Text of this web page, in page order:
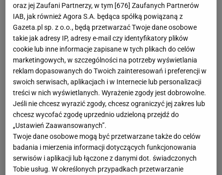
ostatnim gwizdku mógł świętować piąty triumf w
tych rozgrywkach w ostatniej dekadzie. "Ten sam
stary film. Madryt na to nie zasłużył, cierpiał i
skończyło się na tym, że powtórzył historię z kolejną
Ligą Mistrzów. Real jest nie do zatrzymania,
niezwyciężony, nieśmiertelny, zdolny do wygrania w
każdy sposób" - tak pisały hiszpańskie media po
zwycięstwie Realu.
oraz jej Zaufani Partnerzy, w tym [676] Zaufanych Partnerów
IAB, jak również Agora S.A. będąca spółką powiązaną z
Gazeta.pl sp. z o.o., będą przetwarzać Twoje dane osobowe
takie jak adresy IP, adresy e-mail czy identyfikatory plików
cookie lub inne informacje zapisane w tych plikach do celów
marketingowych, w szczególności na potrzeby wyświetlania
reklam dopasowanych do Twoich zainteresowań i preferencji w
swoich serwisach, aplikacjach i w Internecie lub personalizacji
treści w nich wyświetlanych. Wyrażenie zgody jest dobrowolne.
Jeśli nie chcesz wyrazić zgody, chcesz ograniczyć jej zakres lub
chcesz wycofać zgodę uprzednio udzieloną przejdź do
„Ustawień Zaawansowanych”.
Twoje dane osobowe mogą być przetwarzane także do celów
badania i mierzenia informacji dotyczących funkcjonowania
serwisów i aplikacji lub łączone z danymi dot. świadczonych
Tobie usług. W określonych przypadkach przetwarzanie